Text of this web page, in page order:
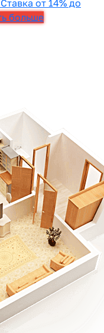
Ставка от 14% до
больше